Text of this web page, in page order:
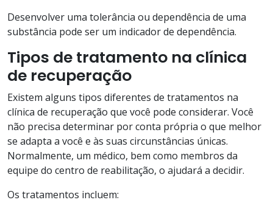
Desenvolver uma tolerância ou dependência de uma
substância pode ser um indicador de dependência.
Tipos de tratamento na clínica
de recuperação
Existem alguns tipos diferentes de tratamentos na
clínica de recuperação que você pode considerar. Você
não precisa determinar por conta própria o que melhor
se adapta a você e às suas circunstâncias únicas.
Normalmente, um médico, bem como membros da
equipe do centro de reabilitação, o ajudará a decidir.
Os tratamentos incluem: